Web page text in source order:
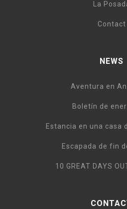
La
Contact
NEWS
Aventura en
Boletín de
Estancia en una casa
Escapada de fin
10 GREAT DAYS